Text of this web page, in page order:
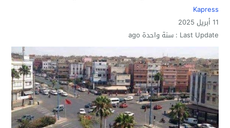
Kapress
11 أبريل 2025
Last Update : سنة واحدة ago